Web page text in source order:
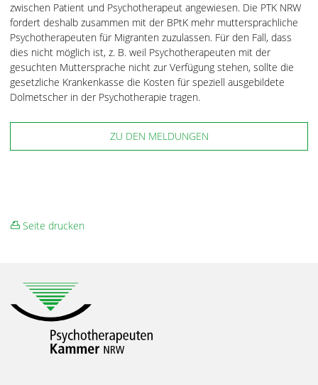
zwischen Patient und Psychotherapeut angewiesen. Die PTK NRW
fordert deshalb zusammen mit der BPtK mehr muttersprachliche
Psychotherapeuten für Migranten zuzulassen. Für den Fall, dass
dies nicht möglich ist, z. B. weil Psychotherapeuten mit der
gesuchten Muttersprache nicht zur Verfügung stehen, sollte die
gesetzliche Krankenkasse die Kosten für speziell ausgebildete
Dolmetscher in der Psychotherapie tragen.
ZU DEN MELDUNGEN
Seite drucken